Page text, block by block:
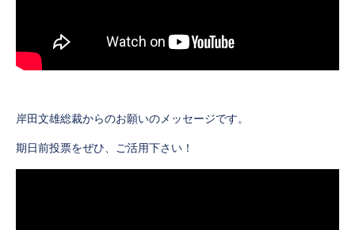
岸田文雄総裁からのお願いのメッセージです。
期日前投票をぜひ、ご活用下さい！